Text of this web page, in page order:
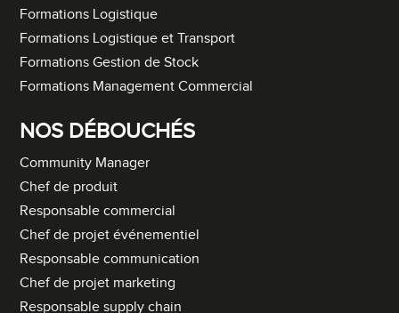
Formations Logistique
Formations Logistique et Transport
Formations Gestion de Stock
Formations Management Commercial
NOS DÉBOUCHÉS
Community Manager
Chef de produit
Responsable commercial
Chef de projet événementiel
Responsable communication
Chef de projet marketing
Responsable supply chain